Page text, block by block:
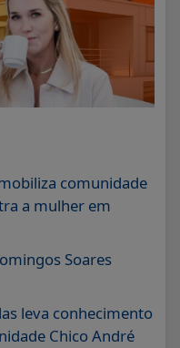
comunidade
a mulher em
Soares
leva conhecimento
Chico André